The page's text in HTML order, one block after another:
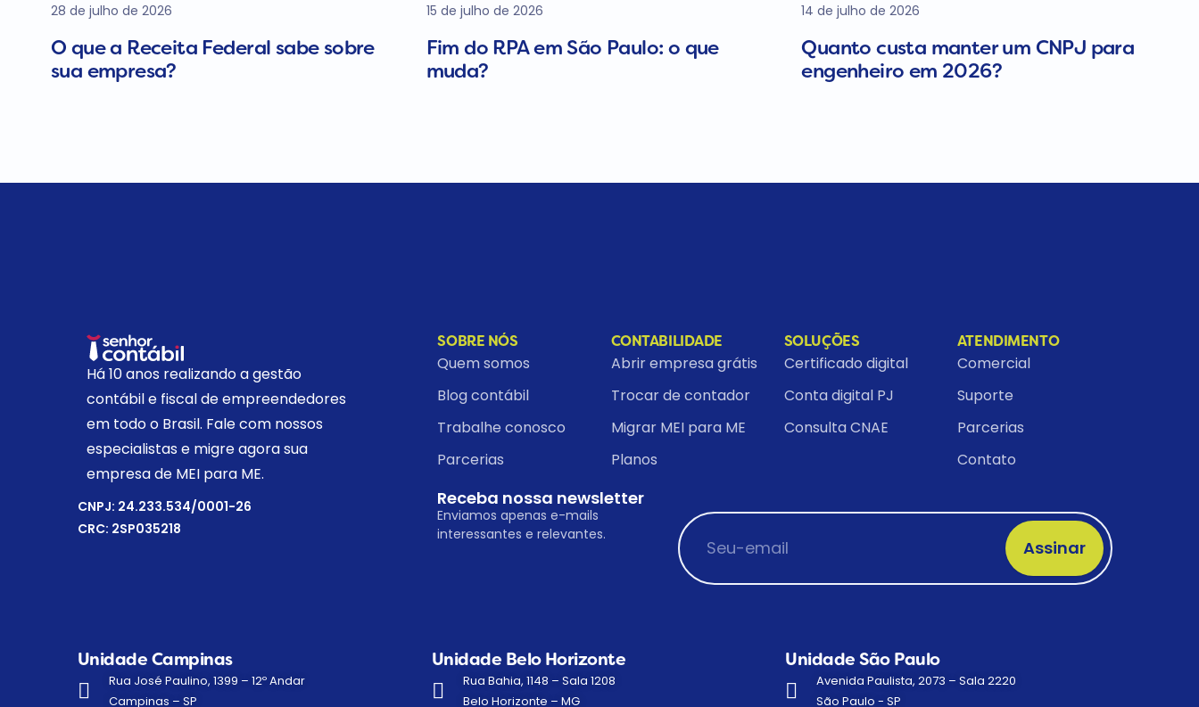
28 de julho de 2026
O que a Receita Federal sabe sobre
sua empresa?
15 de julho de 2026
Fim do RPA em São Paulo: o que
muda?
14 de julho de 2026
Quanto custa manter um CNPJ para
engenheiro em 2026?
Há 10 anos realizando a gestão
contábil e fiscal de empreendedores
em todo o Brasil. Fale com nossos
especialistas e migre agora sua
empresa de MEI para ME.
CNPJ: 24.233.534/0001-26
CRC: 2SP035218
SOBRE NÓS
Quem somos
Blog contábil
Trabalhe conosco
Parcerias
CONTABILIDADE
Abrir empresa grátis
Trocar de contador
Migrar MEI para ME
Planos
SOLUÇÕES
Certificado digital
Conta digital PJ
Consulta CNAE
ATENDIMENTO
Comercial
Suporte
Parcerias
Contato
Receba nossa newsletter
Enviamos apenas e-mails
interessantes e relevantes.
Assinar
Unidade Campinas
Rua José Paulino, 1399 – 12º Andar
Campinas – SP
Unidade Belo Horizonte
Rua Bahia, 1148 – Sala 1208
Belo Horizonte – MG
Unidade São Paulo
Avenida Paulista, 2073 – Sala 2220
São Paulo - SP